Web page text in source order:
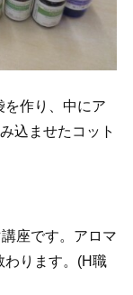
を作り、中にア
込ませたコット
座です。アロマ
わります。(H職